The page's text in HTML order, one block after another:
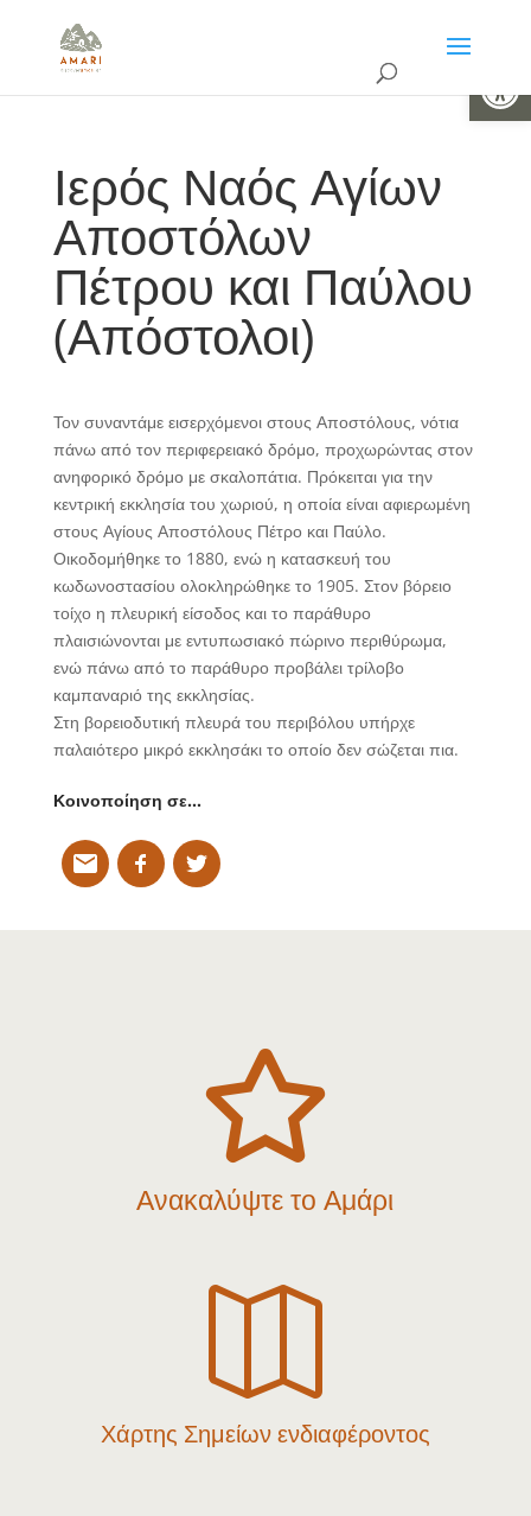
Ιερός Ναός Αγίων
Αποστόλων
Πέτρου και Παύλου
(Απόστολοι)
Τον συναντάμε εισερχόμενοι στους Αποστόλους, νότια
πάνω από τον περιφερειακό δρόμο, προχωρώντας στον
ανηφορικό δρόμο με σκαλοπάτια. Πρόκειται για την
κεντρική εκκλησία του χωριού, η οποία είναι αφιερωμένη
στους Αγίους Αποστόλους Πέτρο και Παύλο.
Οικοδομήθηκε το 1880, ενώ η κατασκευή του
κωδωνοστασίου ολοκληρώθηκε το 1905. Στον βόρειο
τοίχο η πλευρική είσοδος και το παράθυρο
πλαισιώνονται με εντυπωσιακό πώρινο περιθύρωμα,
ενώ πάνω από το παράθυρο προβάλει τρίλοβο
καμπαναριό της εκκλησίας.
Στη βορειοδυτική πλευρά του περιβόλου υπήρχε
παλαιότερο μικρό εκκλησάκι το οποίο δεν σώζεται πια.
Κοινοποίηση σε…

Ανακαλύψτε το Αμάρι

Χάρτης Σημείων ενδιαφέροντος